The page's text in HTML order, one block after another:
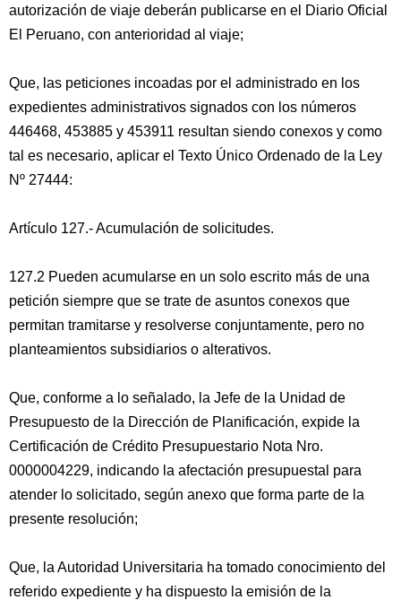
autorización de viaje deberán publicarse en el Diario Oficial
El Peruano, con anterioridad al viaje;
Que, las peticiones incoadas por el administrado en los
expedientes administrativos signados con los números
446468, 453885 y 453911 resultan siendo conexos y como
tal es necesario, aplicar el Texto Único Ordenado de la Ley
Nº 27444:
Artículo 127.- Acumulación de solicitudes.
127.2 Pueden acumularse en un solo escrito más de una
petición siempre que se trate de asuntos conexos que
permitan tramitarse y resolverse conjuntamente, pero no
planteamientos subsidiarios o alterativos.
Que, conforme a lo señalado, la Jefe de la Unidad de
Presupuesto de la Dirección de Planificación, expide la
Certificación de Crédito Presupuestario Nota Nro.
0000004229, indicando la afectación presupuestal para
atender lo solicitado, según anexo que forma parte de la
presente resolución;
Que, la Autoridad Universitaria ha tomado conocimiento del
referido expediente y ha dispuesto la emisión de la